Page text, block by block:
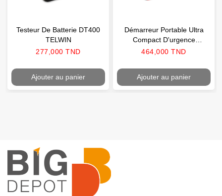
Testeur De Batterie DT400
TELWIN
Prix
277,000 TND
Ajouter au panier
Démarreur Portable Ultra
Compact D'urgence
Drive1250 TELWIN
Prix
464,000 TND
Ajouter au panier